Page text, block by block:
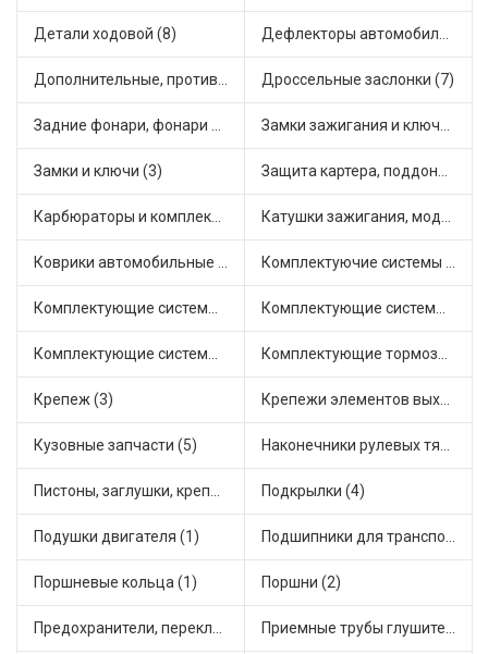
Детали ходовой (8) Дефлекторы автомобильные (1)
Дополнительные, противотуманные фары (3) Дроссельные заслонки (7)
Задние фонари, фонари видимости (3) Замки зажигания и ключи (2)
Замки и ключи (3) Защита картера, поддона, КПП (1)
Карбюраторы и комплектующие (1) Катушки зажигания, модули зажигания (11)
Коврики автомобильные (4) Комплектуючие системы стеклоочистителя (1)
Комплектующие системы выпуска отработавших газов (3) Комплектующие системы отопления (6)
Комплектующие системы питания (1) Комплектующие тормозной системы (3)
Крепеж (3) Крепежи элементов выхлопной системы (5)
Кузовные запчасти (5) Наконечники рулевых тяг (6)
Пистоны, заглушки, крепежные элементы (1) Подкрылки (4)
Подушки двигателя (1) Подшипники для транспорта (8)
Поршневые кольца (1) Поршни (2)
Предохранители, переключатели, кнопки автомобильные (15) Приемные трубы глушителя (1)